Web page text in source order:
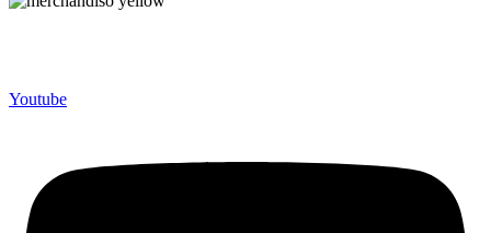
Youtube